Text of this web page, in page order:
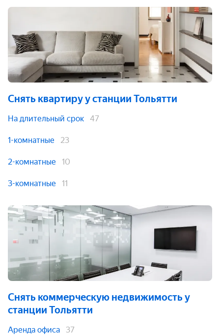
Снять квартируу станции Тольятти
На длительный срок 47
1-комнатные 23
2-комнатные 10
3-комнатные 11
Снять коммерческую недвижимость у
станции Тольятти
Аренда офиса 37